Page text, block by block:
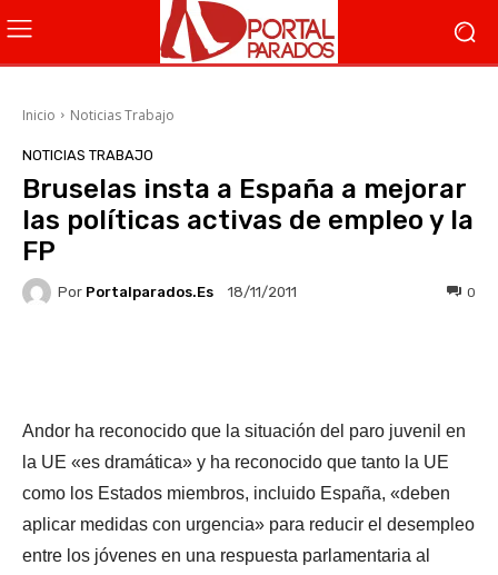
Inicio Noticias Trabajo
NOTICIAS TRABAJO
Bruselas insta a España a mejorar
las políticas activas de empleo y la
FP
Por Portalparados.es 18/11/2011 0
Andor ha reconocido que la situación del paro juvenil en
la UE «es dramática» y ha reconocido que tanto la UE
como los Estados miembros, incluido España, «deben
aplicar medidas con urgencia» para reducir el desempleo
entre los jóvenes en una respuesta parlamentaria al